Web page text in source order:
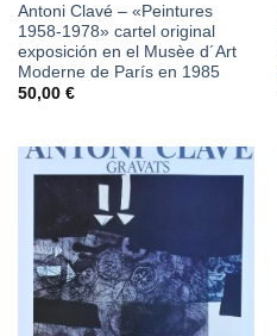
Antoni Clavé – «Peintures
1958-1978» cartel original
exposición en el Musèe d´Art
Moderne de París en 1985
50,00 €